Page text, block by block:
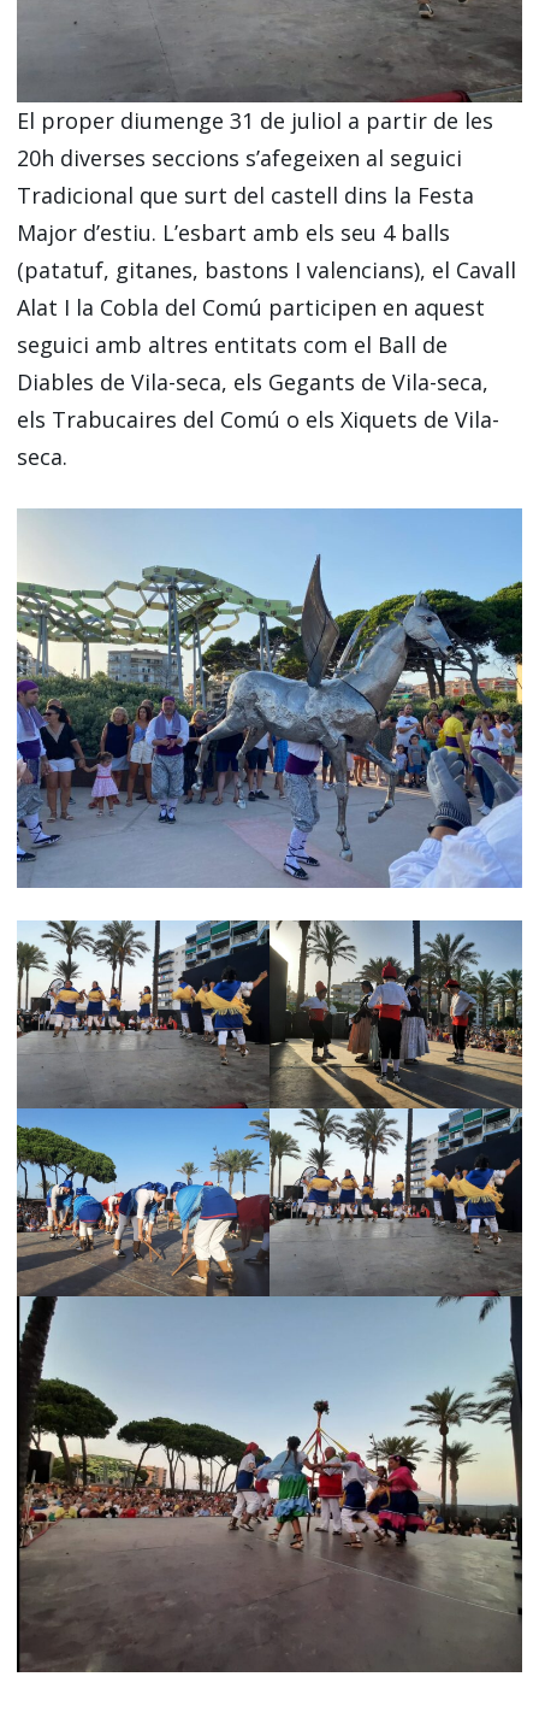
El proper diumenge 31 de juliol a partir de les
20h diverses seccions s’afegeixen al seguici
Tradicional que surt del castell dins la Festa
Major d’estiu. L’esbart amb els seu 4 balls
(patatuf, gitanes, bastons I valencians), el Cavall
Alat I la Cobla del Comú participen en aquest
seguici amb altres entitats com el Ball de
Diables de Vila-seca, els Gegants de Vila-seca,
els Trabucaires del Comú o els Xiquets de Vila-
seca.